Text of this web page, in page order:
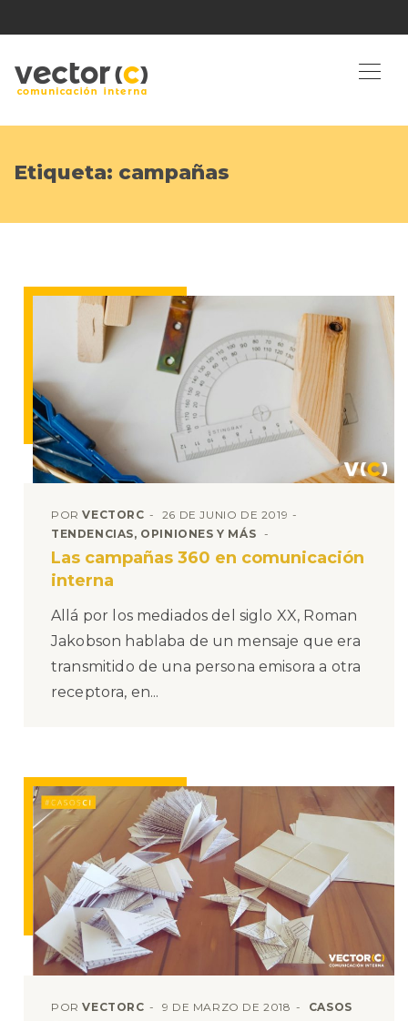
Etiqueta: campañas
PORVECTORC
26 DE JUNIO DE 2019
TENDENCIAS, OPINIONES Y MÁS
Las campañas 360 en comunicación
interna
Allá por los mediados del siglo XX, Roman
Jakobson hablaba de un mensaje que era
transmitido de una persona emisora a otra
receptora, en...
PORVECTORC 9 DE MARZO DE 2018
CASOS